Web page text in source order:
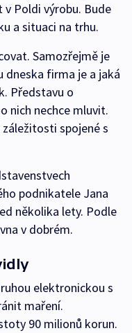
v Poldi výrobu. Bude
a situaci na trhu.
Samozřejmě je
firma je a jaká
Představu o
nich nechce mluvit.
spojené s
podnikatele Jana
několika lety. Podle
v dobrém.
elektronickou s
maření.
90 milionů korun.